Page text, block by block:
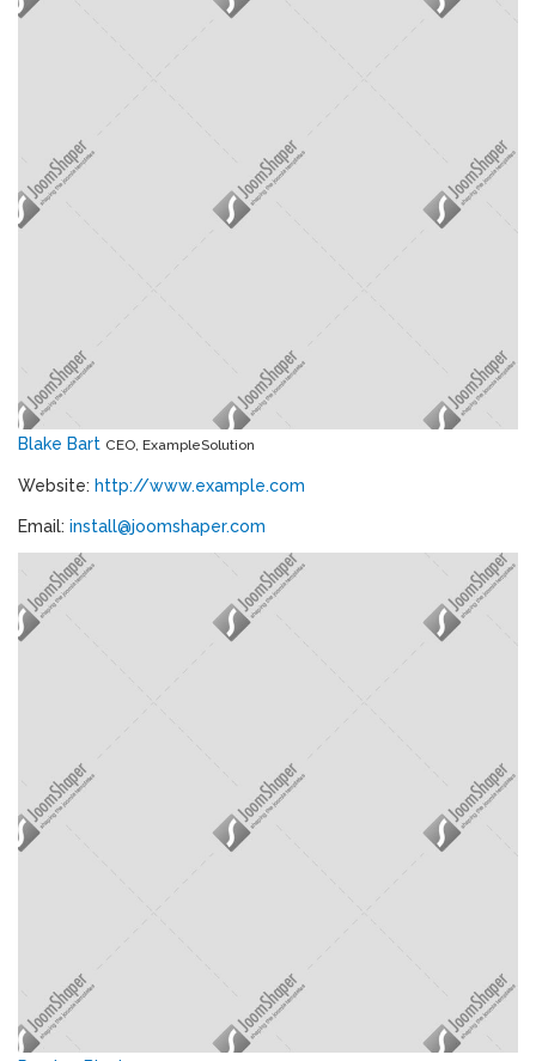
Blake Bart CEO, ExampleSolution
Website: http://www.example.com
Email: install@joomshaper.com